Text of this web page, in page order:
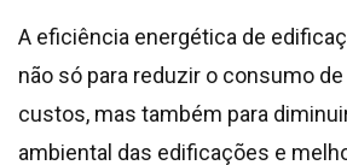
A eficiência energética de
não só para reduzir o consumo
custos, mas também para
ambiental das edificações e